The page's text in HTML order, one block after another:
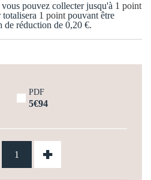
pouvez collecter jusqu'à 1 point
totalisera 1 point pouvant être
de réduction de 0,20 €.
PDF
5€94
+